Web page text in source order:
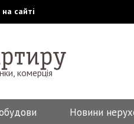
сайті
комерція
Новини